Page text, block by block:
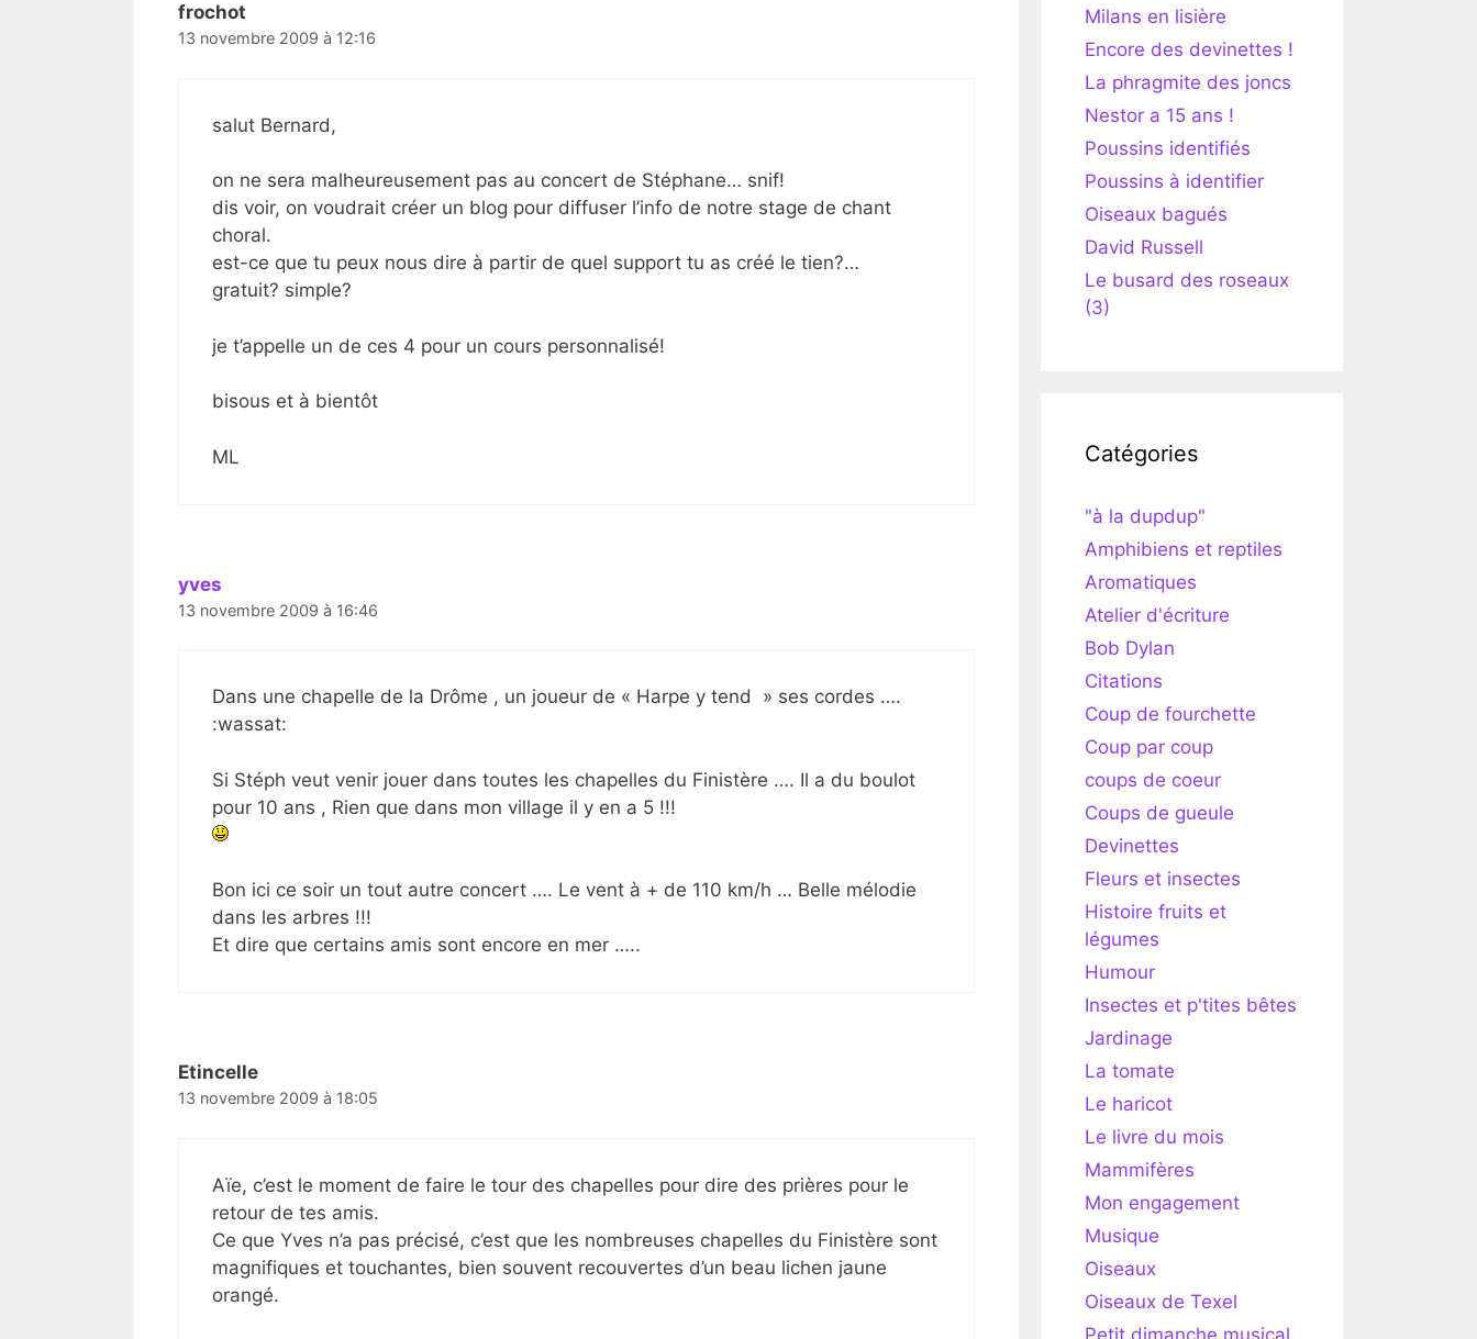
frochot
13 novembre 2009 à 12:16
salut Bernard,
on ne sera malheureusement pas au concert de Stéphane… snif!
dis voir, on voudrait créer un blog pour diffuser l’info de notre stage de chant
choral.
est-ce que tu peux nous dire à partir de quel support tu as créé le tien?…
gratuit? simple?
je t’appelle un de ces 4 pour un cours personnalisé!
bisous et à bientôt
ML
yves
13 novembre 2009 à 16:46
Dans une chapelle de la Drôme , un joueur de « Harpe y tend » ses cordes ….
:wassat:
Si Stéph veut venir jouer dans toutes les chapelles du Finistère …. Il a du boulot
pour 10 ans , Rien que dans mon village il y en a 5 !!!
Bon ici ce soir un tout autre concert …. Le vent à + de 110 km/h … Belle mélodie
dans les arbres !!!
Et dire que certains amis sont encore en mer …..
Etincelle
13 novembre 2009 à 18:05
Aïe, c’est le moment de faire le tour des chapelles pour dire des prières pour le
retour de tes amis.
Ce que Yves n’a pas précisé, c’est que les nombreuses chapelles du Finistère sont
magnifiques et touchantes, bien souvent recouvertes d’un beau lichen jaune
orangé.
Milans en lisière
Encore des devinettes !
La phragmite des joncs
Nestor a 15 ans !
Poussins identifiés
Poussins à identifier
Oiseaux bagués
David Russell
Le busard des roseaux
(3)
Catégories
"à la dupdup"
Amphibiens et reptiles
Aromatiques
Atelier d'écriture
Bob Dylan
Citations
Coup de fourchette
Coup par coup
coups de coeur
Coups de gueule
Devinettes
Fleurs et insectes
Histoire fruits et
légumes
Humour
Insectes et p'tites bêtes
Jardinage
La tomate
Le haricot
Le livre du mois
Mammifères
Mon engagement
Musique
Oiseaux
Oiseaux de Texel
Petit dimanche musical